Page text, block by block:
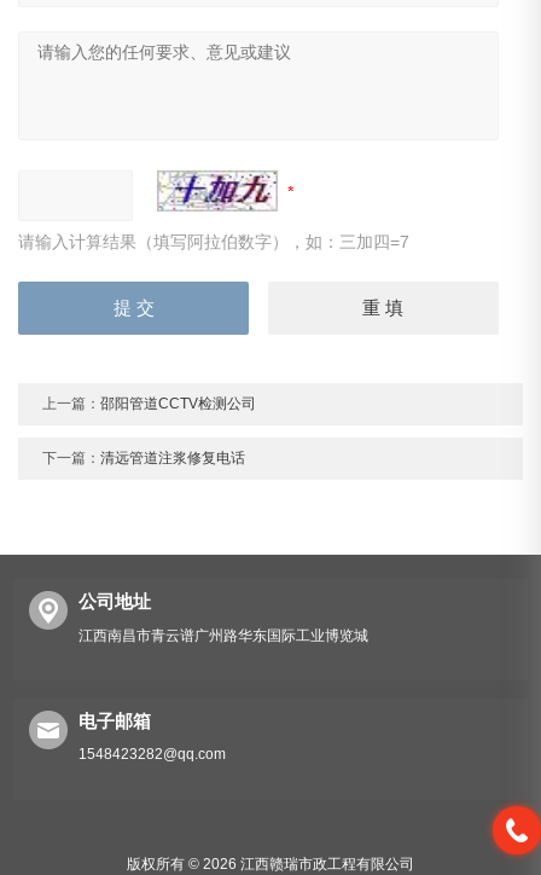
请输入计算结果（填写阿拉伯数字），如：三加四=7
上一篇：邵阳管道CCTV检测公司
下一篇：清远管道注浆修复电话
公司地址
江西南昌市青云谱广州路华东国际工业博览城
电子邮箱
1548423282@qq.com
版权所有 © 2026 江西赣瑞市政工程有限公司